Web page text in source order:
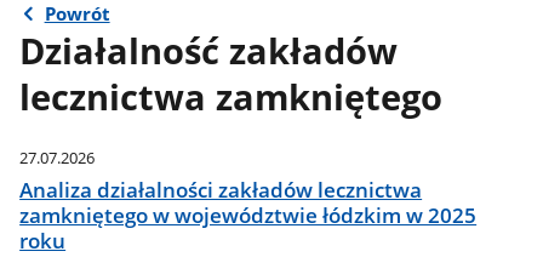
Powrót
Działalność zakładów
lecznictwa zamkniętego
27.07.2026
Analiza działalności zakładów lecznictwa
zamkniętego w województwie łódzkim w 2025
roku